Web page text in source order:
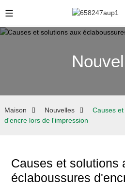
Maison Nouvelles
Causes
d'encre lors de l'impression
Causes et solutions
éclaboussures